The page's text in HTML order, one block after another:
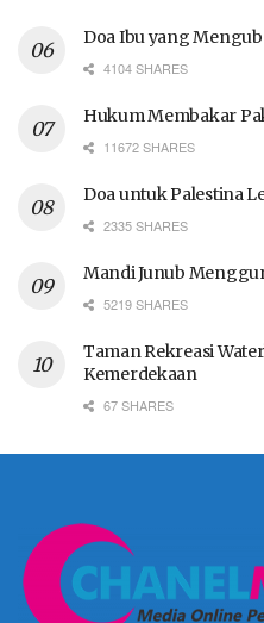
Doa Ibu yang
4104 SHARES
Hukum Membakar
11672 SHARES
Doa untuk Palestina
2335 SHARES
Mandi Junub
5219 SHARES
Taman Rekreasi
Kemerdekaan
67 SHARES